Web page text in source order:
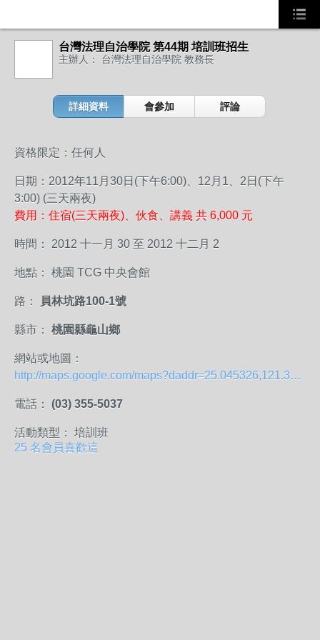
台灣法理自治學院 第44期 培訓班招生
主辦人： 台灣法理自治學院 教務長
詳細資料 會參加 評論
資格限定：任何人
日期：2012年11月30日(下午6:00)、12月1、2日(下午
3:00) (三天兩夜)
費用：住宿(三天兩夜)、伙食、講義 共 6,000 元
時間： 2012 十一月 30 至 2012 十二月 2
地點： 桃園 TCG 中央會館
路： 員林坑路100-1號
縣市： 桃園縣龜山鄉
網站或地圖：
http://maps.google.com/maps?daddr=25.045326,121.322536&hl=zh-TW&ll=25.040193,121.348972&spn=0.100626,0.173378&sll=25.04241,121.322622&sspn=0.026556,0.043344&vpsrc=6&mra=mift&mrsp=1&sz=15&t=m&z=13
電話： (03) 355-5037
活動類型： 培訓班
25 名會員喜歡這